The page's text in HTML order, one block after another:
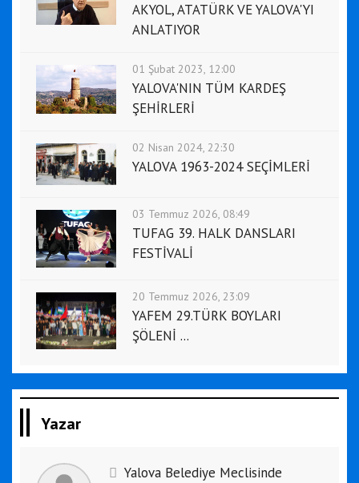
AKYOL, ATATÜRK VE YALOVA'YI
ANLATIYOR
01 Şubat 2023, 12:00
YALOVA'NIN TÜM KARDEŞ
ŞEHİRLERİ
02 Nisan 2024, 22:30
YALOVA 1963-2024 SEÇİMLERİ
03 Temmuz 2026, 08:49
TUFAG 39. HALK DANSLARI
FESTİVALİ
20 Temmuz 2026, 23:09
YAFEM 29.TÜRK BOYLARI
ŞÖLENİ ...
Yazar
Yalova Belediye Meclisinde